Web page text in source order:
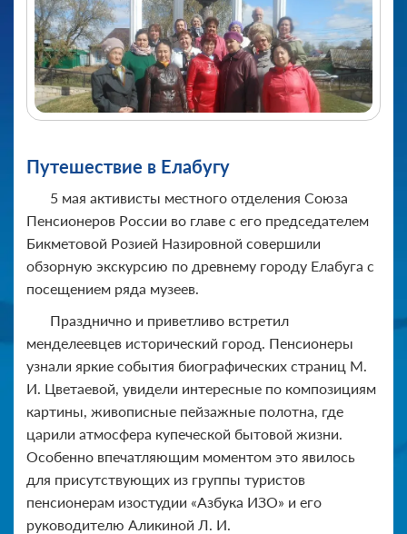
Путешествие в Елабугу
5 мая активисты местного отделения Союза
Пенсионеров России во главе с его председателем
Бикметовой Розией Назировной совершили
обзорную экскурсию по древнему городу Елабуга с
посещением ряда музеев.
Празднично и приветливо встретил
менделеевцев исторический город. Пенсионеры
узнали яркие события биографических страниц М.
И. Цветаевой, увидели интересные по композициям
картины, живописные пейзажные полотна, где
царили атмосфера купеческой бытовой жизни.
Особенно впечатляющим моментом это явилось
для присутствующих из группы туристов
пенсионерам изостудии «Азбука ИЗО» и его
руководителю Аликиной Л. И.